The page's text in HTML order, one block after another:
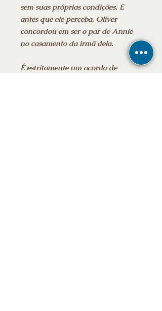
sem suas próprias condições. E
antes que ele perceba, Oliver
concordou em ser o par de Annie
no casamento da irmã dela.
É estritamente um acordo de